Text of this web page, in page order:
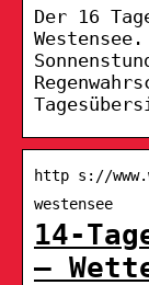
Der 16
http s://
westensee
14-
–